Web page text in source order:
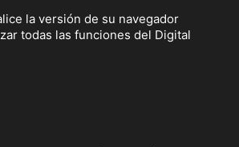
la versión de su navegador
todas las funciones del Digital